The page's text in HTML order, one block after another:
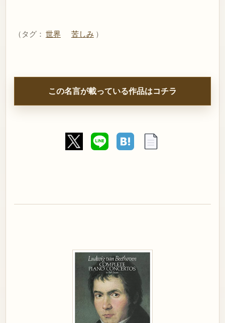
（タグ： 世界 苦しみ ）
この名言が載っている作品はコチラ